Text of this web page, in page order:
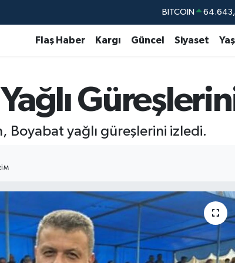
BITCOIN
GRAM ALTIN
Flaş Haber Kargı Güncel Siyaset
Boyabat yağlı güreşlerini izledi.